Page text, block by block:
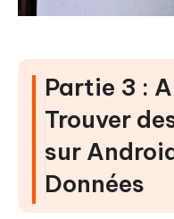
Partie 3 :
Trouver
sur
Données